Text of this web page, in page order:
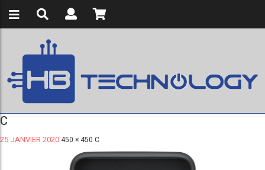
C
25 JANVIER 2020 450 × 450 C